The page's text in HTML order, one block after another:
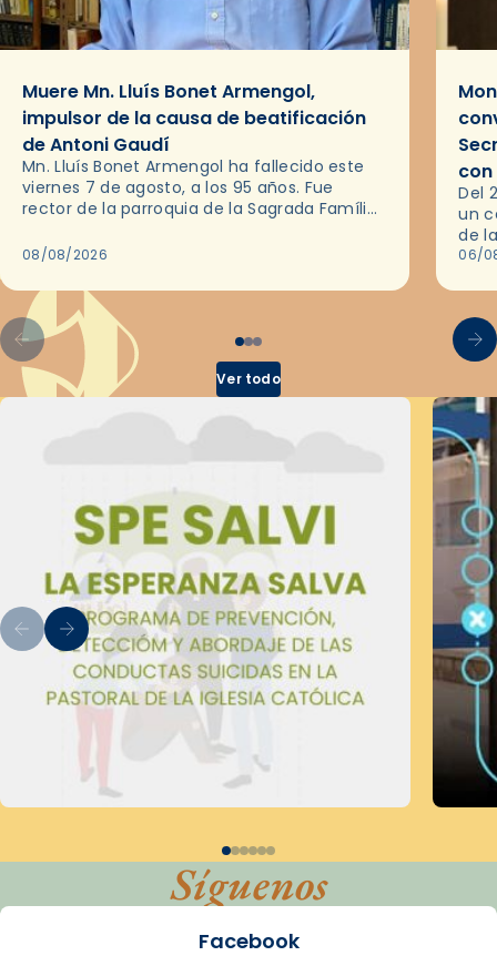
Muere Mn. Lluís Bonet Armengol,
impulsor de la causa de beatificación
de Antoni Gaudí
Mn. Lluís Bonet Armengol ha fallecido este
viernes 7 de agosto, a los 95 años. Fue
rector de la parroquia de la Sagrada Família
08/08/2026
Del
un
de
en
06/
Ver todo
Síguenos
Facebook